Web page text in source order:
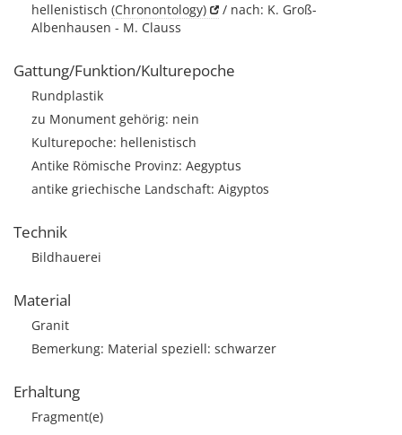
hellenistisch (Chronontology)
/ nach: K. Groß-
Albenhausen - M. Clauss
Gattung/Funktion/Kulturepoche
Rundplastik
zu Monument gehörig: nein
Kulturepoche: hellenistisch
Antike Römische Provinz: Aegyptus
antike griechische Landschaft: Aigyptos
Technik
Bildhauerei
Material
Granit
Bemerkung: Material speziell: schwarzer
Erhaltung
Fragment(e)